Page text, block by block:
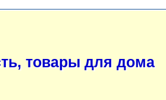
товары для дома